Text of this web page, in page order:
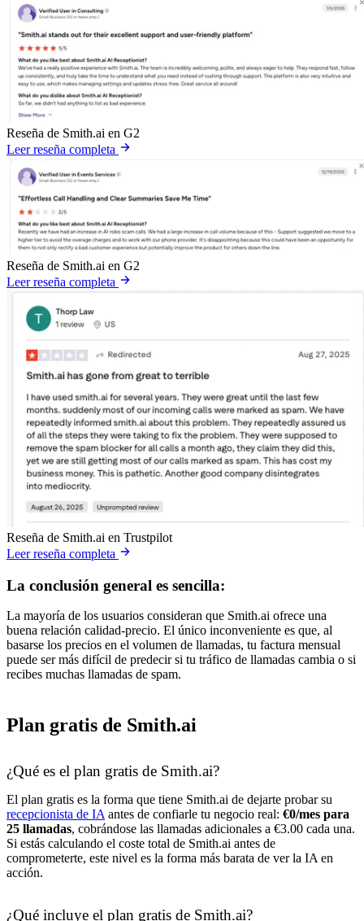
Reseña de Smith.ai en G2
Leer reseña completa
Reseña de Smith.ai en G2
Leer reseña completa
Reseña de Smith.ai en Trustpilot
Leer reseña completa
La conclusión general es sencilla:
La mayoría de los usuarios consideran que Smith.ai ofrece una
buena relación calidad-precio. El único inconveniente es que, al
basarse los precios en el volumen de llamadas, tu factura mensual
puede ser más difícil de predecir si tu tráfico de llamadas cambia o si
recibes muchas llamadas de spam.
Plan gratis de Smith.ai
¿Qué es el plan gratis de Smith.ai?
El plan gratis es la forma que tiene Smith.ai de dejarte probar su
recepcionista de IA antes de confiarle tu negocio real: €0/mes para
25 llamadas, cobrándose las llamadas adicionales a €3.00 cada una.
Si estás calculando el coste total de Smith.ai antes de
comprometerte, este nivel es la forma más barata de ver la IA en
acción.
¿Qué incluye el plan gratis de Smith.ai?